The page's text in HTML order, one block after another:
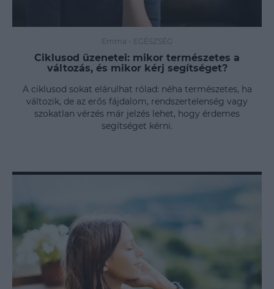
Emma - EGÉSZSÉG
Ciklusod üzenetei: mikor természetes a
változás, és mikor kérj segítséget?
A ciklusod sokat elárulhat rólad: néha természetes, ha
változik, de az erős fájdalom, rendszertelenség vagy
szokatlan vérzés már jelzés lehet, hogy érdemes
segítséget kérni.